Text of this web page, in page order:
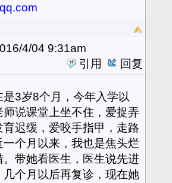
4/04 9:31am
引用
回复
3岁8个月，今年入学以
说课堂上坐不住，爱捉弄
育迟缓，爱咬手指甲，走路
个月以来，我也是焦头烂
带她看医生，医生说先进
个月以后再复诊，现在她